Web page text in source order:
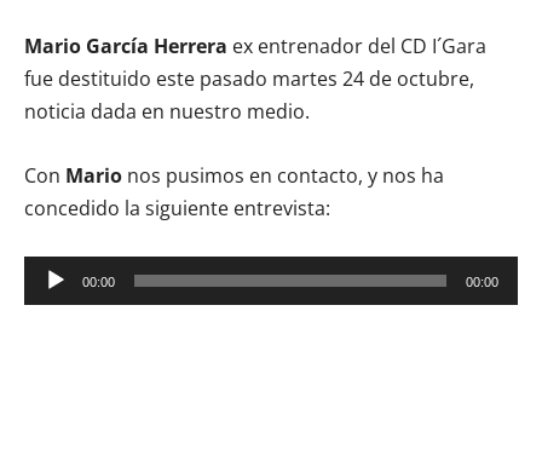
Mario García Herrera ex entrenador del CD I´Gara
fue destituido este pasado martes 24 de octubre,
noticia dada en nuestro medio.
Con Mario nos pusimos en contacto, y nos ha
concedido la siguiente entrevista:
Reproductor
de
00:00 00:00